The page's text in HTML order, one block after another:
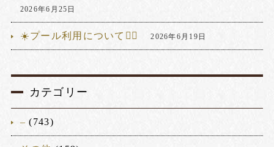
2026年6月25日
☀️プール利用について🏊‍♂️ 2026年6月19日
カテゴリー
– (743)